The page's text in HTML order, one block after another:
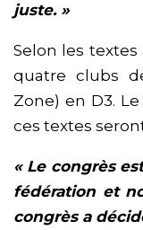
juste. »
Selon les
quatre clubs
Zone) en D3.
ces textes
« Le congrès
fédération et
congrès a